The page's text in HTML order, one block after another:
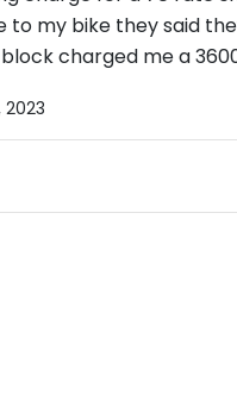
my bike they said
charged me a
2023